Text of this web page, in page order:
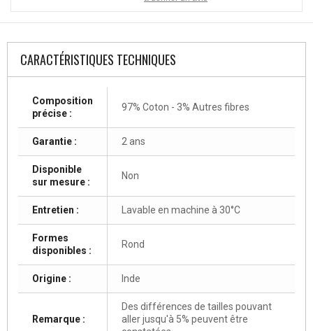
CARACTÉRISTIQUES TECHNIQUES
Composition
précise :
97% Coton - 3% Autres fibres
Garantie : 2 ans
Disponible
sur mesure :
Non
Entretien : Lavable en machine à 30°C
Formes
disponibles :
Rond
Origine : Inde
Remarque :
Des différences de tailles pouvant
aller jusqu'à 5% peuvent être